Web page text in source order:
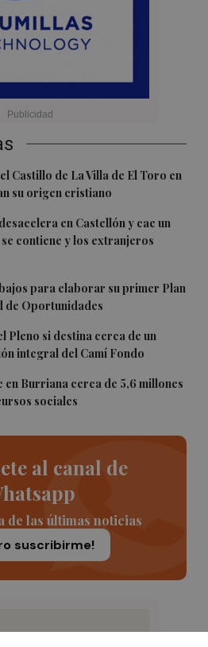
Castillo de La Villa de El Toro en
su origen cristiano
en Castellón y cae un
se contiene y los extranjeros
para elaborar su primer Plan
de Oportunidades
Pleno si destina cerca de un
integral del Camí Fondo
Burriana cerca de 5,6 millones
sociales
al canal de
de las últimas noticias
suscribirme!